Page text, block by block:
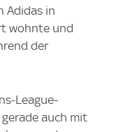
Adidas in
wohnte und
der
League-
auch mit